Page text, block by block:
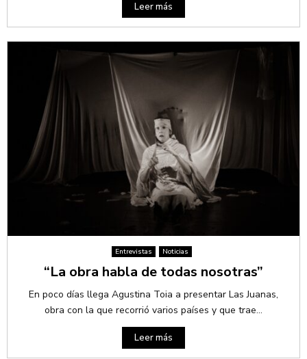
Leer más
Entrevistas Noticias
“La obra habla de todas nosotras”
En poco días llega Agustina Toia a presentar Las Juanas,
obra con la que recorrió varios países y que trae...
Leer más